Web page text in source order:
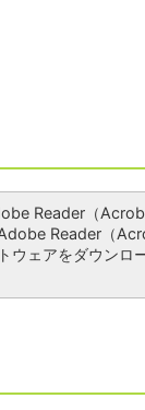
Reader（
Reader（
ウェアをダウンロ